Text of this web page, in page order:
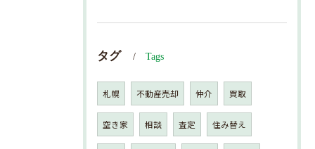
タグ Tags
札幌 不動産売却 仲介 買取
空き家 相談 査定 住み替え